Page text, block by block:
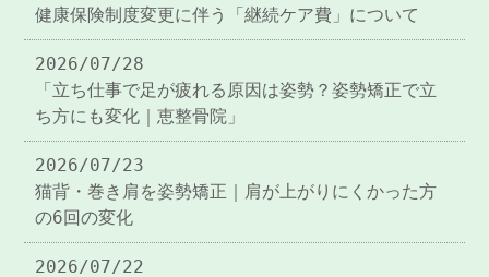
健康保険制度変更に伴う「継続ケア費」について
2026/07/28
「立ち仕事で足が疲れる原因は姿勢？姿勢矯正で立
ち方にも変化｜恵整骨院」
2026/07/23
猫背・巻き肩を姿勢矯正｜肩が上がりにくかった方
の6回の変化
2026/07/22